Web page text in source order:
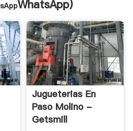
WhatsApp)
Jugueterias En
Paso Molino -
Getsmill